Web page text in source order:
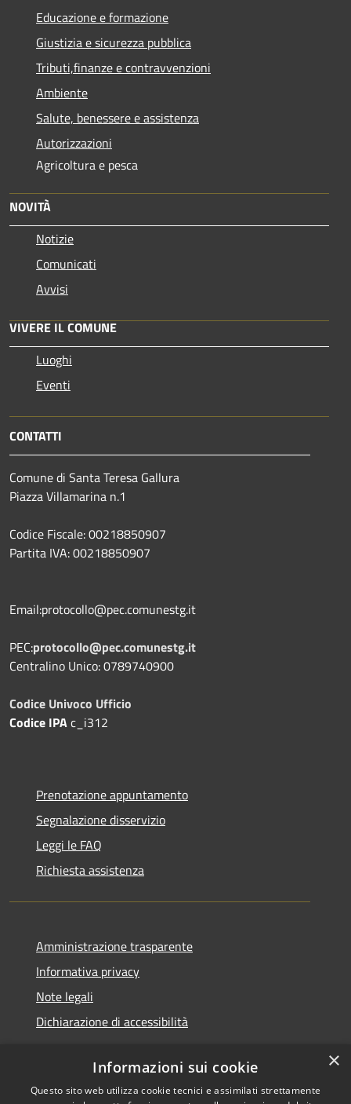
Educazione e formazione
Giustizia e sicurezza pubblica
Tributi,finanze e contravvenzioni
Ambiente
Salute, benessere e assistenza
Autorizzazioni
Agricoltura e pesca
NOVITÀ
Notizie
Comunicati
Avvisi
VIVERE IL COMUNE
Luoghi
Eventi
CONTATTI
Comune di Santa Teresa Gallura
Piazza Villamarina n.1
Codice Fiscale: 00218850907
Partita IVA: 00218850907
Email:protocollo@pec.comunestg.it
PEC:protocollo@pec.comunestg.it
Centralino Unico: 0789740900
Codice Univoco Ufficio
Codice IPAc_i312
Prenotazione appuntamento
Segnalazione disservizio
Leggi le FAQ
Richiesta assistenza
Amministrazione trasparente
Informativa privacy
Note legali
Dichiarazione di accessibilità
Copyright © 2026 • Comune di
×
Informazioni sui cookie
Questo sito web utilizza cookie tecnici e assimilati strettamente